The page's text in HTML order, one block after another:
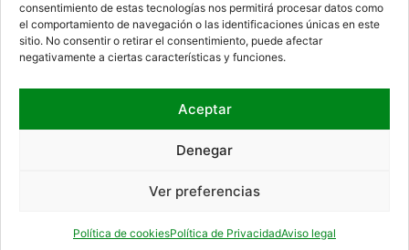
consentimiento de estas tecnologías nos permitirá procesar datos como
el comportamiento de navegación o las identificaciones únicas en este
sitio. No consentir o retirar el consentimiento, puede afectar
negativamente a ciertas características y funciones.
Aceptar
Denegar
Ver preferencias
Política de cookiesPolítica de PrivacidadAviso legal
SOCIAL NETWORKS
© 2026 EMPRESA NACIONAL DE RESIDUOS RADIACTIVOS, S.A., S.M.E. (ENRESA).
ACCESIBILITYLEGAL ADVICE